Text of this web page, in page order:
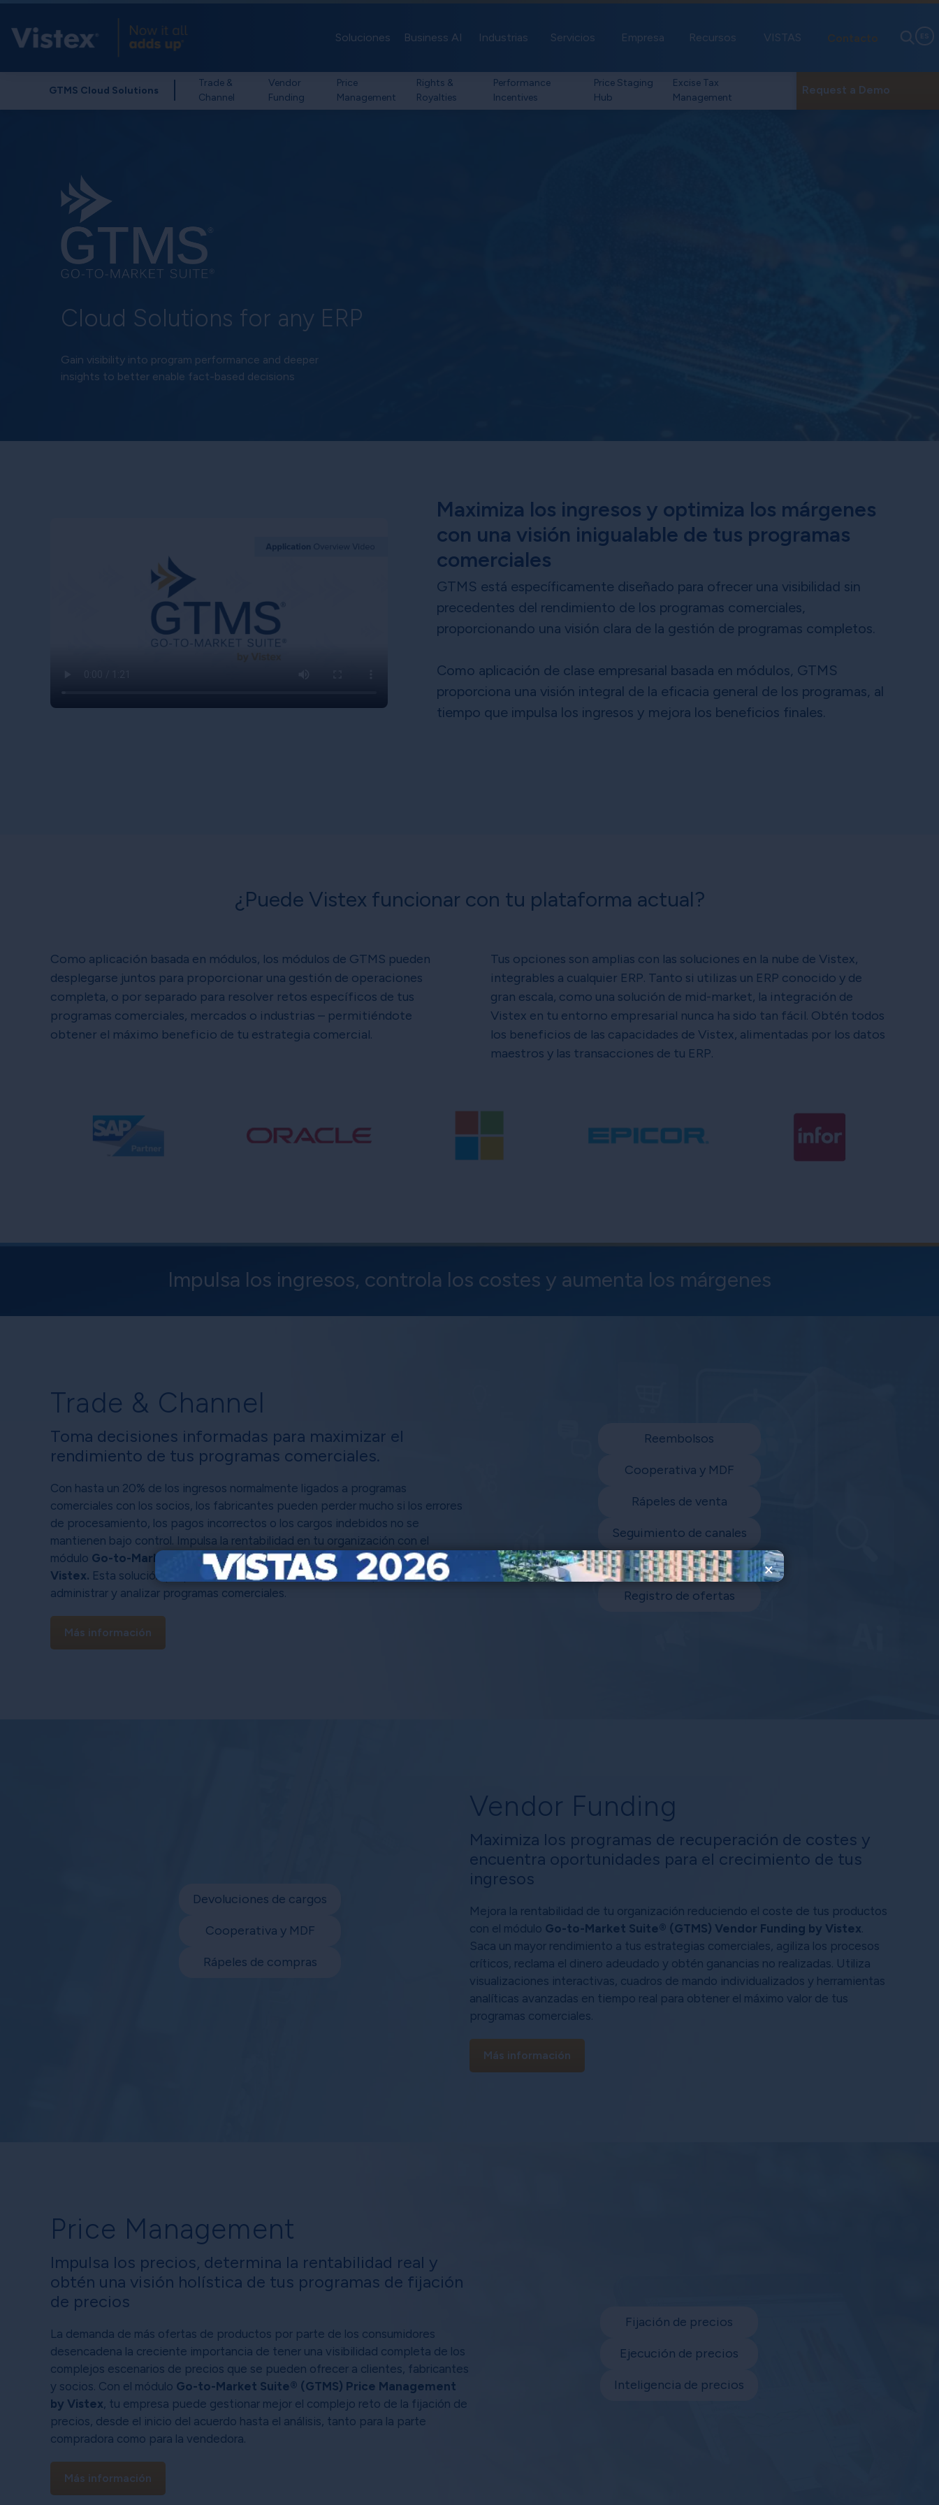
ES
Soluciones Business AI Industrias Servicios Empresa Recursos VISTAS Contacto
×
GTMS Cloud Solutions
Trade &
Channel
Vendor
Funding
Price
Management
Rights &
Royalties
Performance
Incentives
Price Staging
Hub
Excise Tax
Management
Request a Demo
Cloud Solutions for any ERP
Gain visibility into program performance and deeper
insights to better enable fact-based decisions
Maximiza los ingresos y optimiza los márgenes
con una visión inigualable de tus programas
comerciales
GTMS está específicamente diseñado para ofrecer una visibilidad sin
precedentes del rendimiento de los programas comerciales,
proporcionando una visión clara de la gestión de programas completos.
Como aplicación de clase empresarial basada en módulos, GTMS
proporciona una visión integral de la eficacia general de los programas, al
tiempo que impulsa los ingresos y mejora los beneficios finales.
¿Puede Vistex funcionar con tu plataforma actual?
Como aplicación basada en módulos, los módulos de GTMS pueden
desplegarse juntos para proporcionar una gestión de operaciones
completa, o por separado para resolver retos específicos de tus
programas comerciales, mercados o industrias – permitiéndote
obtener el máximo beneficio de tu estrategia comercial.
Tus opciones son amplias con las soluciones en la nube de Vistex,
integrables a cualquier ERP. Tanto si utilizas un ERP conocido y de
gran escala, como una solución de mid-market, la integración de
Vistex en tu entorno empresarial nunca ha sido tan fácil. Obtén todos
los beneficios de las capacidades de Vistex, alimentadas por los datos
maestros y las transacciones de tu ERP.
Impulsa los ingresos, controla los costes y aumenta los márgenes
Trade & Channel
Toma decisiones informadas para maximizar el
rendimiento de tus programas comerciales.
Con hasta un 20% de los ingresos normalmente ligados a programas
comerciales con los socios, los fabricantes pueden perder mucho si los errores
de procesamiento, los pagos incorrectos o los cargos indebidos no se
mantienen bajo control. Impulsa la rentabilidad en tu organización con el
módulo Go-to-Market Suite® (GTMS) Trade Programs & Channel by
Vistex. Esta solución proporciona herramientas sofisticadas para modelar,
administrar y analizar programas comerciales.
Más información
Reembolsos
Cooperativa y MDF
Rápeles de venta
Seguimiento de canales
Licitaciones
Registro de ofertas
Vendor Funding
Maximiza los programas de recuperación de costes y
encuentra oportunidades para el crecimiento de tus
ingresos
Mejora la rentabilidad de tu organización reduciendo el coste de tus productos
con el módulo Go-to-Market Suite® (GTMS) Vendor Funding by Vistex.
Saca un mayor rendimiento a tus estrategias comerciales, agiliza los procesos
críticos, reclama el dinero adeudado y obtén ganancias no realizadas. Utiliza
visualizaciones interactivas, cuadros de mando individualizados y herramientas
analíticas avanzadas en tiempo real para obtener el máximo valor de tus
programas comerciales.
Más información
Devoluciones de cargos
Cooperativa y MDF
Rápeles de compras
Price Management
Impulsa los precios, determina la rentabilidad real y
obtén una visión holística de tus programas de fijación
de precios
La demanda de más ofertas de productos por parte de los consumidores
desencadena la creciente importancia de tener una visibilidad completa de los
complejos escenarios de precios que se pueden ofrecer a clientes, fabricantes
y socios. Con el módulo Go-to-Market Suite® (GTMS) Price Management
by Vistex, tu empresa puede gestionar mejor el complejo reto de la fijación de
precios, desde el inicio del acuerdo hasta el análisis, tanto para la parte
compradora como para la vendedora.
Más información
Fijación de precios
Ejecución de precios
Inteligencia de precios